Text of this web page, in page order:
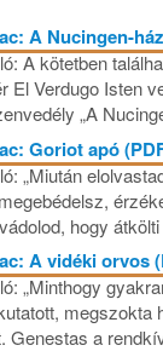
A Nucingen-
A kötetben
El Verdugo Isten
„A
Goriot apó
„Miután
hogy
A vidéki orvos
„Minthogy
megszokta
Genestas a